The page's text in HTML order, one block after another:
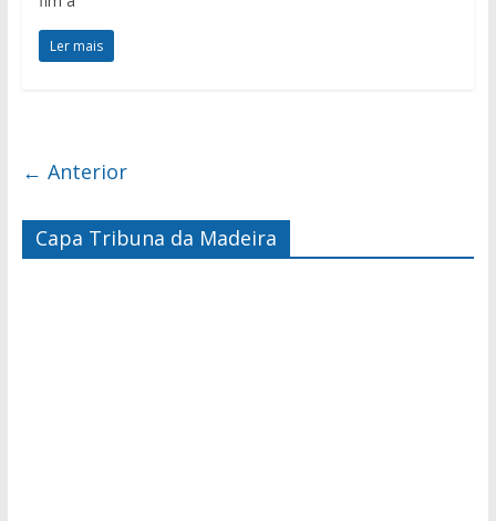
Ler mais
← Anterior
Capa Tribuna da Madeira